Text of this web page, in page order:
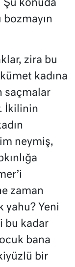
konuda
bozmayın
zira bu
kadına
saçmalar
İkilinin
neymiş,
zaman
yahu? Yeni
bu kadar
bana
bir